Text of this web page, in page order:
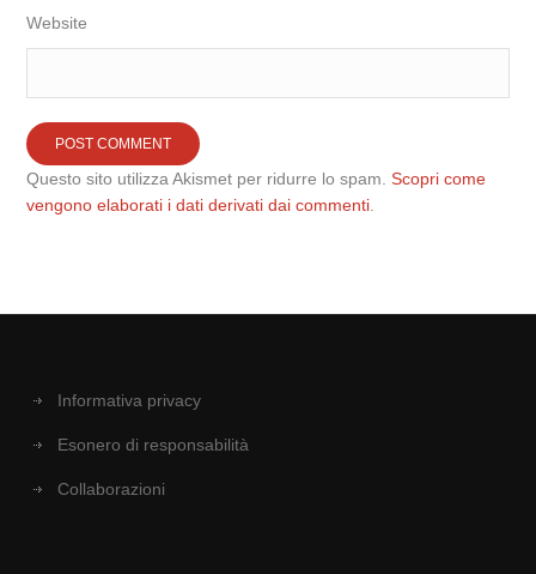
Website
Questo sito utilizza Akismet per ridurre lo spam.Scopri come
vengono elaborati i dati derivati dai commenti
Informativa privacy
Esonero di responsabilità
Collaborazioni